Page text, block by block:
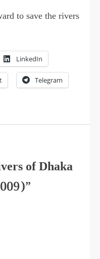
to save the rivers
LinkedIn
Telegram
of Dhaka